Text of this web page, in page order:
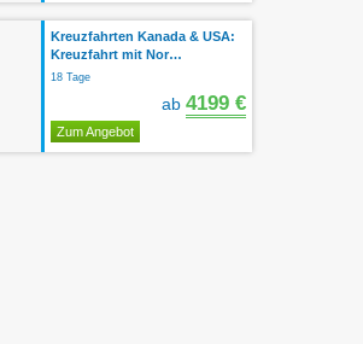
Kreuzfahrten Kanada & USA:
Kreuzfahrt mit Nor…
18 Tage
ab 4199 €
Zum Angebot